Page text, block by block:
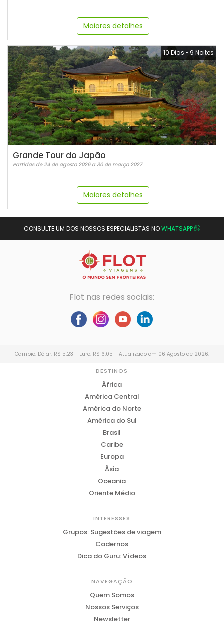
Maiores detalhes
10 Dias • 9 Noites
Grande Tour do Japão
Partidas de 24 de agosto 2026 a 30 de março 2027
Maiores detalhes
CONSULTE UM DOS NOSSOS ESPECIALISTAS NOWHATSAPP
Flot nas redes sociais:
Câmbio: Dólar: R$ 5,23 - Euro: R$ 6,05 - Atualizado em 06 Agosto de 2026.
DESTINOS
África
América Central
América do Norte
América do Sul
Brasil
Caribe
Europa
Ásia
Oceania
Oriente Médio
INTERESSES
Grupos: Sugestões de viagem
Cadernos
Dica do Guru: Vídeos
NAVEGAÇÃO
Quem Somos
Nossos Serviços
Newsletter